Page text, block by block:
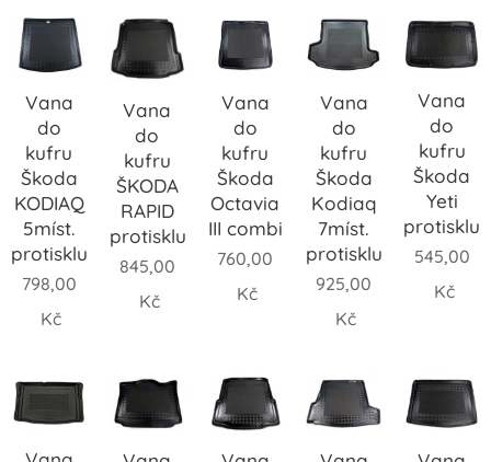
Vana
do
kufru
Škoda
KODIAQ
5míst.
protiskluzová
798,00
Kč
Vana
do
kufru
ŠKODA
RAPID
protiskluz
845,00
Kč
Vana
do
kufru
Škoda
Octavia
III combi
760,00
Kč
Vana
do
kufru
Škoda
Kodiaq
7míst.
protiskluzová
925,00
Kč
Vana
do
kufru
Škoda
Yeti
protiskluz
545,00
Kč